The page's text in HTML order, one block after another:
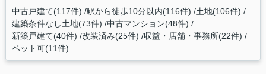
中古戸建て(117件) 駅から徒歩10分以内(116件) 土地(106件)
建築条件なし土地(73件) 中古マンション(48件)
新築戸建て(40件) 改装済み(25件) 収益・店舗・事務所(22件)
ペット可(11件)